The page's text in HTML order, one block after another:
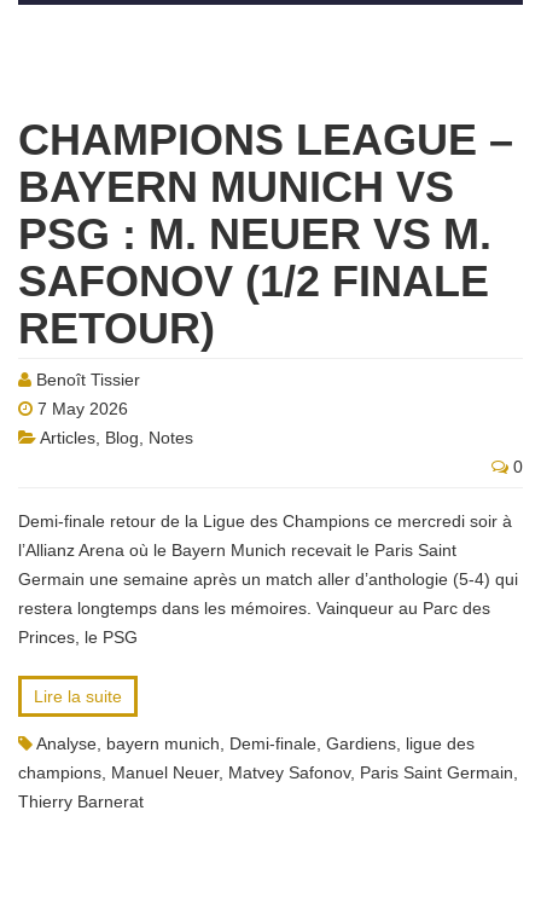
CHAMPIONS LEAGUE –
BAYERN MUNICH VS
PSG : M. NEUER VS M.
SAFONOV (1/2 FINALE
RETOUR)
Benoît Tissier
7 May 2026
Articles Blog
Notes
0
Demi-finale retour de la Ligue des Champions ce mercredi soir à
l’Allianz Arena où le Bayern Munich recevait le Paris Saint
Germain une semaine après un match aller d’anthologie (5-4) qui
restera longtemps dans les mémoires. Vainqueur au Parc des
Princes, le PSG
Lire la suite
Analyse bayern munich Demi-finale Gardiens ligue des
champions Manuel Neuer, Matvey Safonov, Paris Saint Germain
Thierry Barnerat